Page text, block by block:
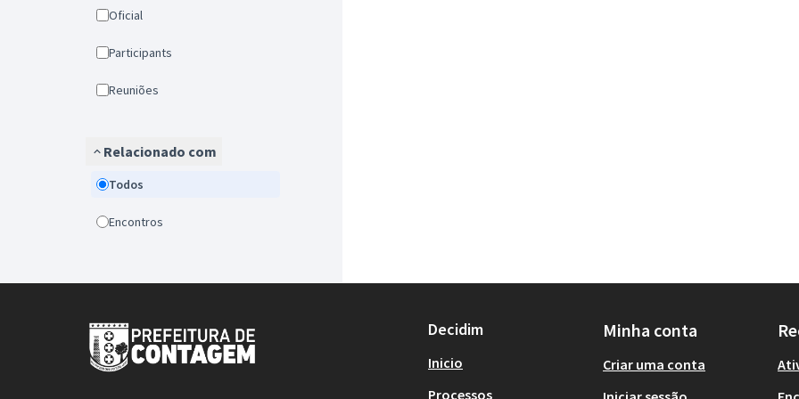
Oficial
Participants
Reuniões
Relacionado com
Todos
Encontros
Decidim
Inicio
Processos
Minha conta
Criar uma conta